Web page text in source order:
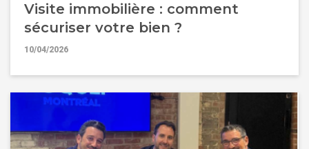
Visite immobilière : comment
sécuriser votre bien ?
10/04/2026